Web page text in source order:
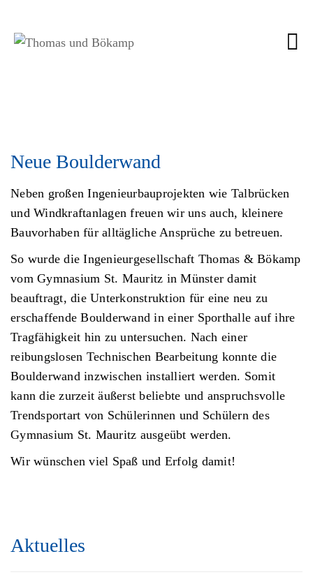
Neue Boulderwand
Neben großen Ingenieurbauprojekten wie Talbrücken
und Windkraftanlagen freuen wir uns auch, kleinere
Bauvorhaben für alltägliche Ansprüche zu betreuen.
So wurde die Ingenieurgesellschaft Thomas & Bökamp
vom Gymnasium St. Mauritz in Münster damit
beauftragt, die Unterkonstruktion für eine neu zu
erschaffende Boulderwand in einer Sporthalle auf ihre
Tragfähigkeit hin zu untersuchen. Nach einer
reibungslosen Technischen Bearbeitung konnte die
Boulderwand inzwischen installiert werden. Somit
kann die zurzeit äußerst beliebte und anspruchsvolle
Trendsportart von Schülerinnen und Schülern des
Gymnasium St. Mauritz ausgeübt werden.
Wir wünschen viel Spaß und Erfolg damit!
Aktuelles